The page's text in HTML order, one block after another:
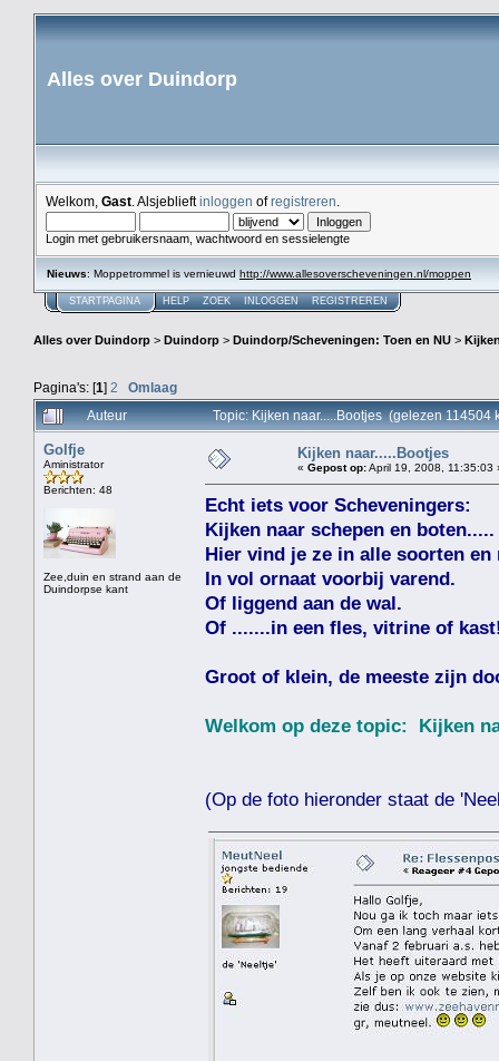
Alles over Duindorp
Welkom, Gast . Alsjeblieftinloggen ofregistreren
Login met gebruikersnaam, wachtwoord en sessielengte
Nieuws: Moppetrommel is vernieuwd http://www.allesoverscheveningen.nl/moppen
STARTPAGINA HELP ZOEK INLOGGEN REGISTREREN
Alles over Duindorp > Duindorp > Duindorp/Scheveningen: Toen en NU >
Pagina's: [1] 2
Omlaag
Auteur
Topic: Kijken naar.....Bootjes (gelezen 114504
Golfje
Aministrator
Berichten: 48
Zee,duin en strand aan de
Duindorpse kant
Kijken naar.....Bootjes
« Gepost op:April 19, 2008, 11:35:03
Echt iets voor Scheveningers:
Kijken naar schepen en boten.....
Hier vind je ze in alle soorten en
In vol ornaat voorbij varend.
Of liggend aan de wal.
Of .......in een fles, vitrine of
Groot of klein, de meeste zijn
Welkom op deze topic: Kijken
(Op de foto hieronder staat de